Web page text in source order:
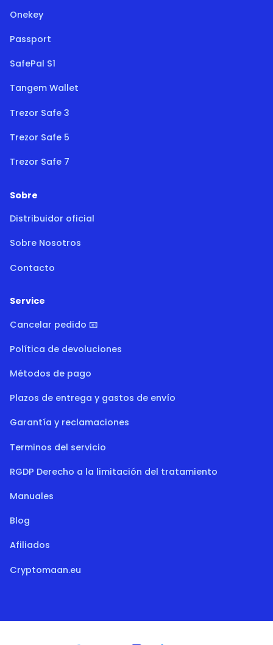
Onekey
Passport
SafePal S1
Tangem Wallet
Trezor Safe 3
Trezor Safe 5
Trezor Safe 7
Sobre
Distribuidor oficial
Sobre Nosotros
Contacto
Service
Cancelar pedido 📧
Política de devoluciones
Métodos de pago
Plazos de entrega y gastos de envío
Garantía y reclamaciones
Terminos del servicio
RGDP Derecho a la limitación del tratamiento
Manuales
Blog
Afiliados
Cryptomaan.eu